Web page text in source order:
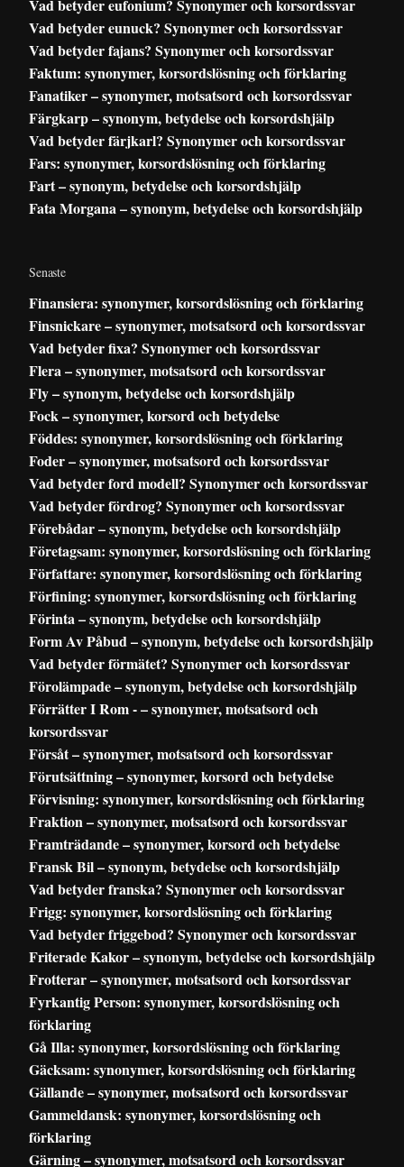
Vad betyder eufonium? Synonymer och korsordssvar
Vad betyder eunuck? Synonymer och korsordssvar
Vad betyder fajans? Synonymer och korsordssvar
Faktum: synonymer, korsordslösning och förklaring
Fanatiker – synonymer, motsatsord och korsordssvar
Färgkarp – synonym, betydelse och korsordshjälp
Vad betyder färjkarl? Synonymer och korsordssvar
Fars: synonymer, korsordslösning och förklaring
Fart – synonym, betydelse och korsordshjälp
Fata Morgana – synonym, betydelse och korsordshjälp
Senaste
Finansiera: synonymer, korsordslösning och förklaring
Finsnickare – synonymer, motsatsord och korsordssvar
Vad betyder fixa? Synonymer och korsordssvar
Flera – synonymer, motsatsord och korsordssvar
Fly – synonym, betydelse och korsordshjälp
Fock – synonymer, korsord och betydelse
Föddes: synonymer, korsordslösning och förklaring
Foder – synonymer, motsatsord och korsordssvar
Vad betyder ford modell? Synonymer och korsordssvar
Vad betyder fördrog? Synonymer och korsordssvar
Förebådar – synonym, betydelse och korsordshjälp
Företagsam: synonymer, korsordslösning och förklaring
Författare: synonymer, korsordslösning och förklaring
Förfining: synonymer, korsordslösning och förklaring
Förinta – synonym, betydelse och korsordshjälp
Form Av Påbud – synonym, betydelse och korsordshjälp
Vad betyder förmätet? Synonymer och korsordssvar
Förolämpade – synonym, betydelse och korsordshjälp
Förrätter I Rom - – synonymer, motsatsord och
korsordssvar
Försåt – synonymer, motsatsord och korsordssvar
Förutsättning – synonymer, korsord och betydelse
Förvisning: synonymer, korsordslösning och förklaring
Fraktion – synonymer, motsatsord och korsordssvar
Framträdande – synonymer, korsord och betydelse
Fransk Bil – synonym, betydelse och korsordshjälp
Vad betyder franska? Synonymer och korsordssvar
Frigg: synonymer, korsordslösning och förklaring
Vad betyder friggebod? Synonymer och korsordssvar
Friterade Kakor – synonym, betydelse och korsordshjälp
Frotterar – synonymer, motsatsord och korsordssvar
Fyrkantig Person: synonymer, korsordslösning och
förklaring
Gå Illa: synonymer, korsordslösning och förklaring
Gäcksam: synonymer, korsordslösning och förklaring
Gällande – synonymer, motsatsord och korsordssvar
Gammeldansk: synonymer, korsordslösning och
förklaring
Gärning – synonymer, motsatsord och korsordssvar